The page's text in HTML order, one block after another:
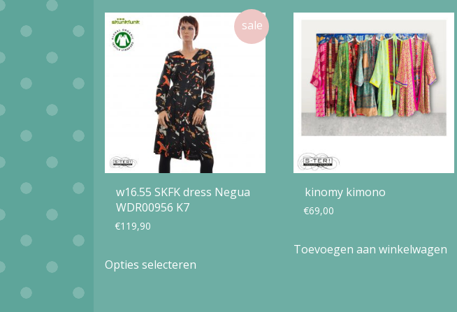
optie
kan
gekozen
worden
op
de
productpagina
optie
kan
gekozen
worden
op
de
w16.55 SKFK dress Negua
WDR00956 K7
€119,90
Opties selecteren
kinomy kimono
€69,00
Toevoegen aan winkelwagen